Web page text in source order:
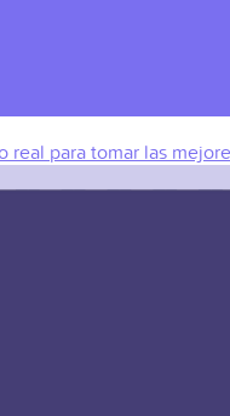
para tomar las